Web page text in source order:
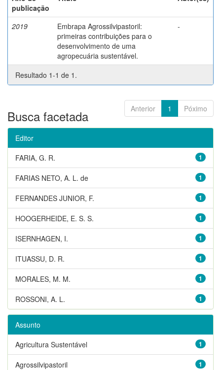
publicação
2019
Embrapa Agrossilvipastoril:
primeiras contribuições para o
desenvolvimento de uma
agropecuária sustentável.
-
Resultado 1-1 de 1.
Anterior 1 Póximo
Busca facetada
Editor
1
FARIA, G. R.
1
FARIAS NETO, A. L. de
1
FERNANDES JUNIOR, F.
1
HOOGERHEIDE, E. S. S.
1
ISERNHAGEN, I.
1
ITUASSU, D. R.
1
MORALES, M. M.
1
ROSSONI, A. L.
Assunto
1
Agricultura Sustentável
1
Agrossilvipastoril